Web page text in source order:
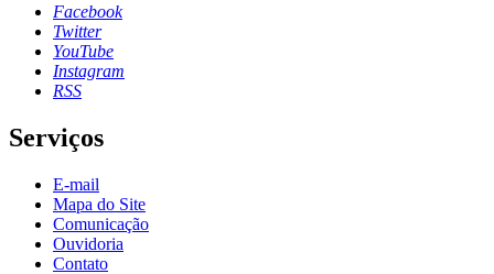
Facebook
Twitter
YouTube
Instagram
RSS
Serviços
E-mail
Mapa do Site
Comunicação
Ouvidoria
Contato